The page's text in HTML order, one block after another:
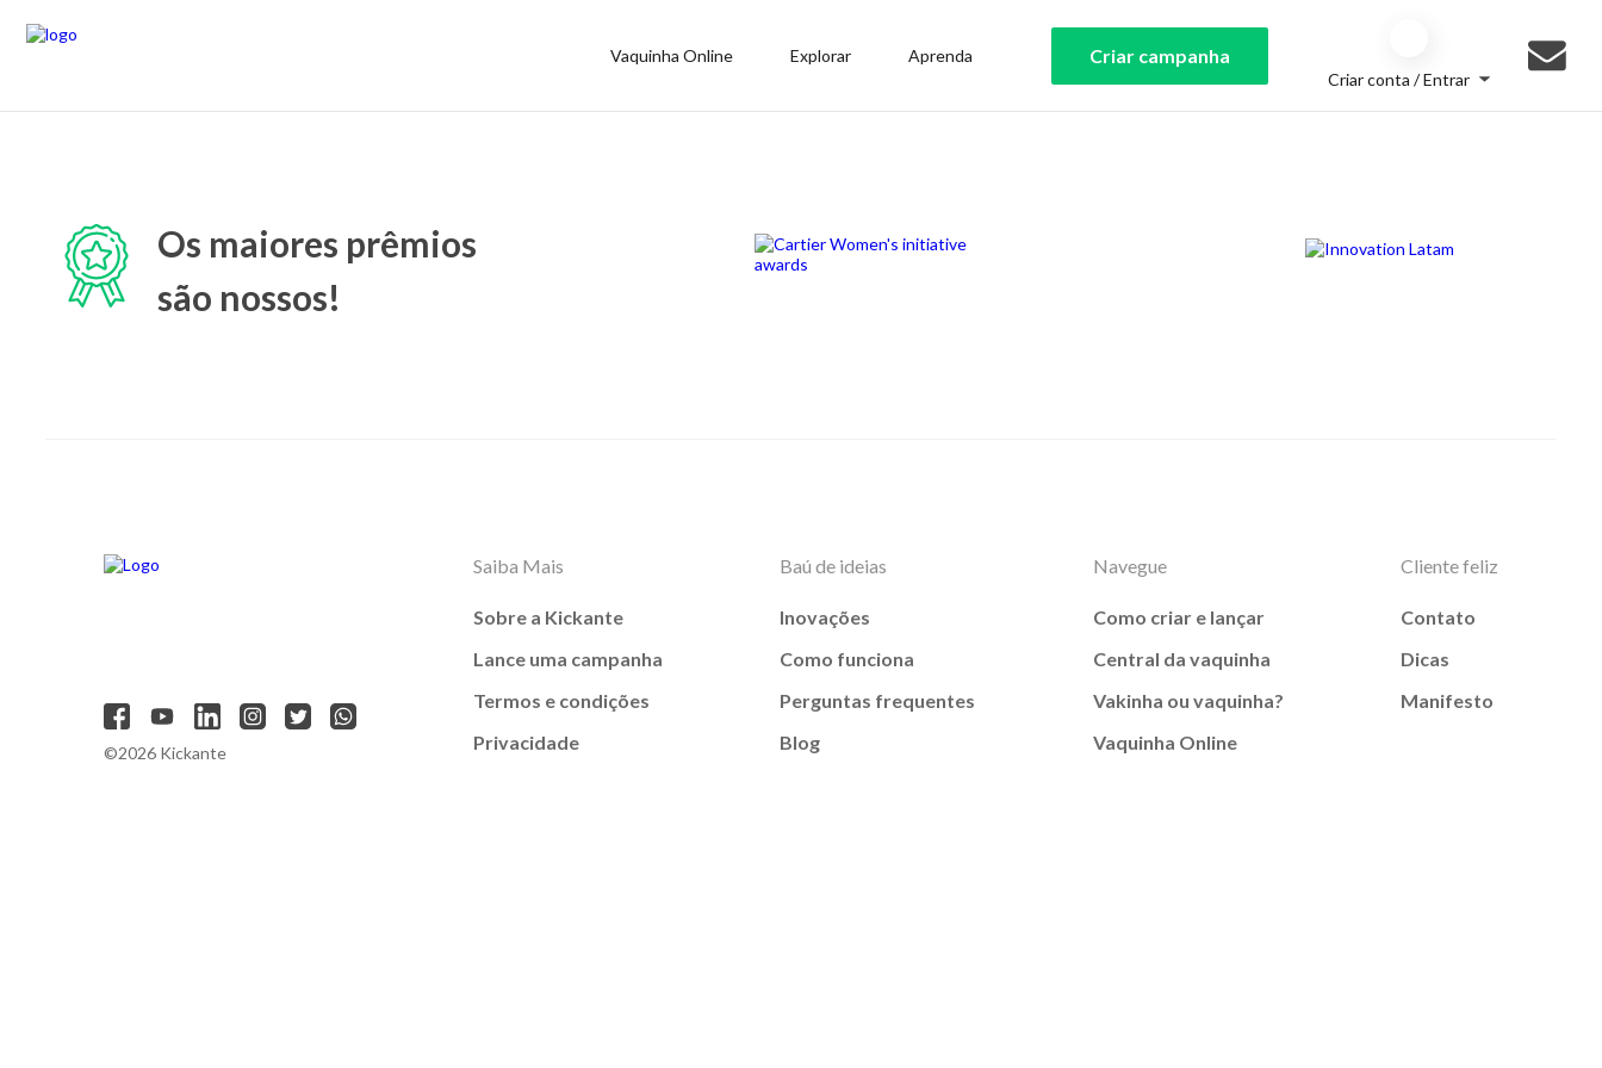
Vaquinha Online Explorar Aprenda Criar campanha
Criar conta / Entrar
Os maiores prêmios
são nossos!
©2026 Kickante
Saiba Mais
Sobre a Kickante
Lance uma campanha
Termos e condições
Privacidade
Baú de ideias
Inovações
Como funciona
Perguntas frequentes
Blog
Navegue
Como criar e lançar
Central da vaquinha
Vakinha ou vaquinha?
Vaquinha Online
Cliente feliz
Contato
Dicas
Manifesto